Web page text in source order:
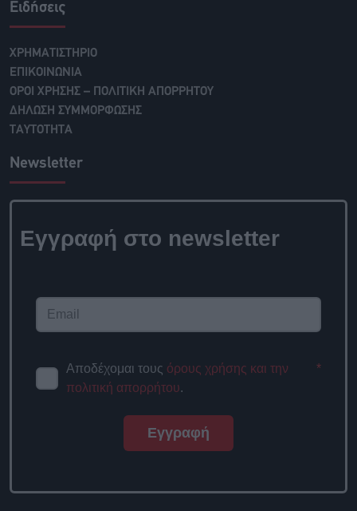
Ειδήσεις
ΧΡΗΜΑΤΙΣΤΗΡΙΟ
ΕΠΙΚΟΙΝΩΝΙΑ
ΟΡΟΙ ΧΡΗΣΗΣ – ΠΟΛΙΤΙΚΗ ΑΠΟΡΡΗΤΟΥ
ΔΗΛΩΣΗ ΣΥΜΜΟΡΦΩΣΗΣ
ΤΑΥΤΟΤΗΤΑ
Newsletter
Εγγραφή στο newsletter
Αποδέχομαι τους όρους χρήσης και την
πολιτική απορρήτου.
*
Εγγραφή